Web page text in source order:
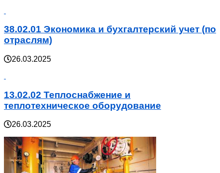
38.02.01 Экономика и бухгалтерский учет (по
отраслям)
26.03.2025
13.02.02 Теплоснабжение и
теплотехническое оборудование
26.03.2025